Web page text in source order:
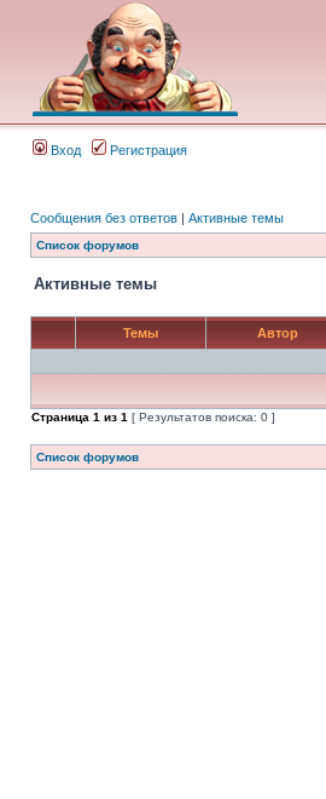
Вход Регистрация
Сообщения без ответов | Активные темы
Список форумов
Активные темы
Темы Автор
Страница 1 из 1 [ Результатов поиска: 0 ]
Список форумов